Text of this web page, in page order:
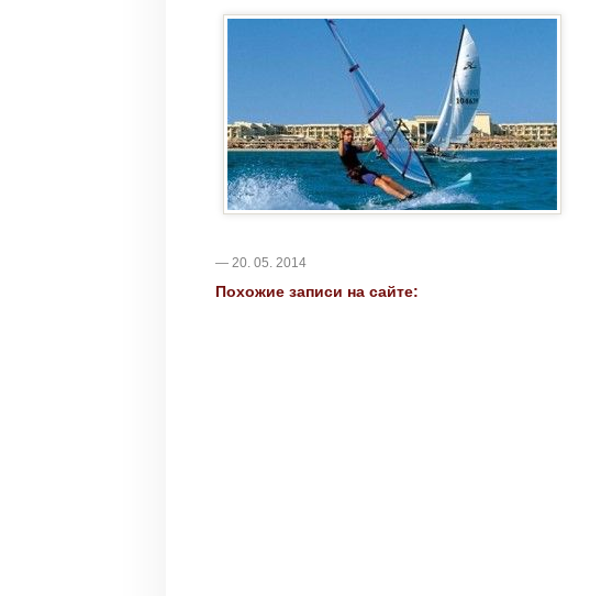
— 20. 05. 2014
Похожие записи на сайте: